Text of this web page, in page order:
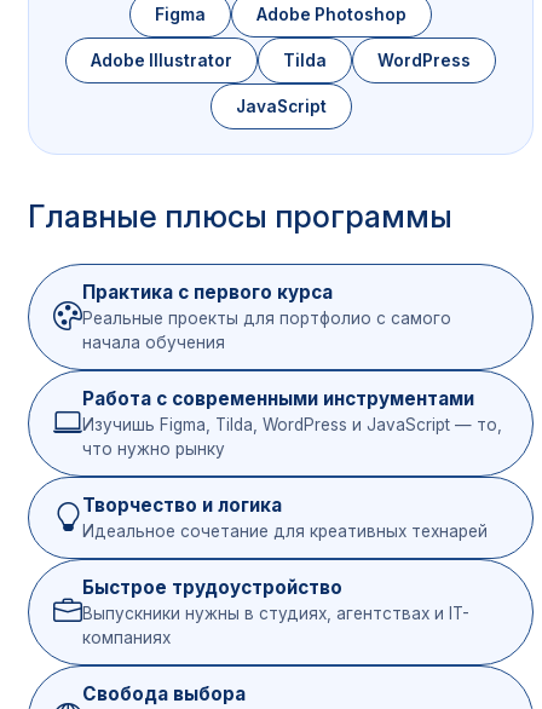
Figma Adobe Photoshop
Adobe Illustrator Tilda WordPress
JavaScript
Главные плюсы программы
Практика с первого курса
Реальные проекты для портфолио с самого
начала обучения
Работа с современными инструментами
Изучишь Figma, Tilda, WordPress и JavaScript — то,
что нужно рынку
Творчество и логика
Идеальное сочетание для креативных технарей
Быстрое трудоустройство
Выпускники нужны в студиях, агентствах и IT-
компаниях
Свобода выбора